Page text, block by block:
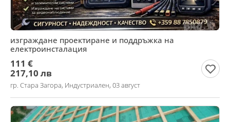
изграждане проектиране и поддръжка на
електроинсталация
111 €
217,10 лв
гр. Стара Загора, Индустриален, 03 август